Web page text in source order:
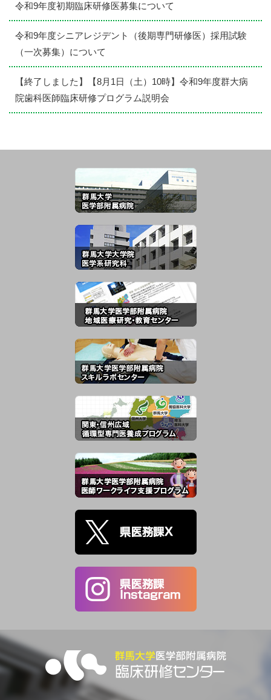
令和9年度初期臨床研修医募集について
令和9年度シニアレジデント（後期専門研修医）採用試験
（一次募集）について
【終了しました】【8月1日（土）10時】令和9年度群大病
院歯科医師臨床研修プログラム説明会